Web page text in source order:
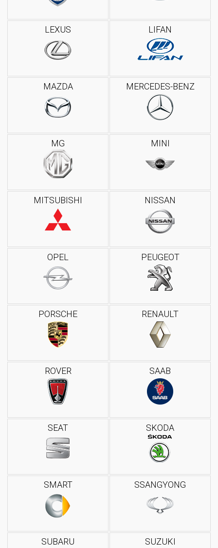
LEXUS LIFAN
MAZDA MERCEDES-BENZ
MG MINI
MITSUBISHI NISSAN
OPEL PEUGEOT
PORSCHE RENAULT
ROVER SAAB
SEAT SKODA
SMART SSANGYONG
SUBARU SUZUKI